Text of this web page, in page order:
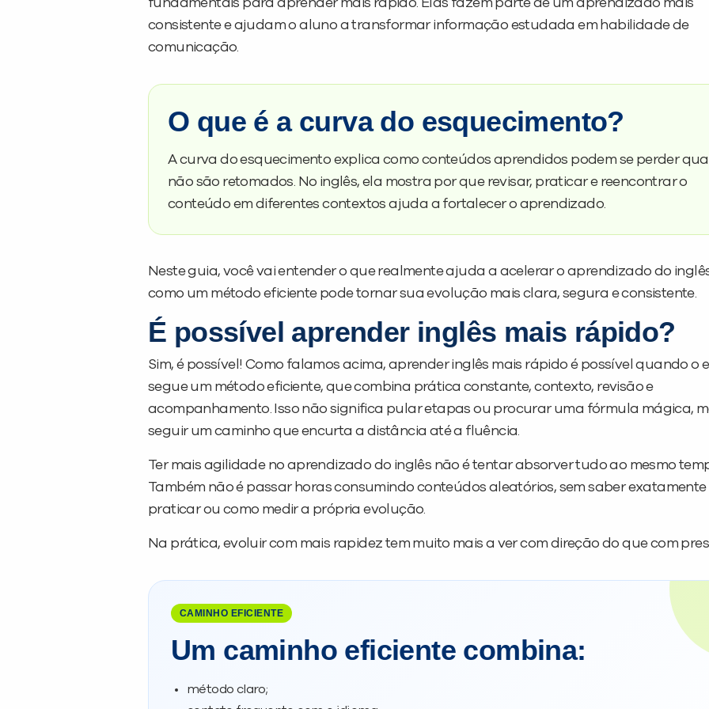
fundamentais para aprender mais rápido. Elas fazem parte de um aprendizado mais
consistente e ajudam o aluno a transformar informação estudada em habilidade de
comunicação.
O que é a curva do esquecimento?
A curva do esquecimento explica como conteúdos aprendidos podem se perder
não são retomados. No inglês, ela mostra por que revisar, praticar e reencontrar o
conteúdo em diferentes contextos ajuda a fortalecer o aprendizado.
Neste guia, você vai entender o que realmente ajuda a acelerar o aprendizado do
como um método eficiente pode tornar sua evolução mais clara, segura e consistente.
É possível aprender inglês mais rápido?
Sim, é possível! Como falamos acima, aprender inglês mais rápido é possível quando o
segue um método eficiente, que combina prática constante, contexto, revisão e
acompanhamento. Isso não significa pular etapas ou procurar uma fórmula mágica,
seguir um caminho que encurta a distância até a fluência.
Ter mais agilidade no aprendizado do inglês não é tentar absorver tudo ao mesmo
Também não é passar horas consumindo conteúdos aleatórios, sem saber exatamente
praticar ou como medir a própria evolução.
Na prática, evoluir com mais rapidez tem muito mais a ver com direção do que com
CAMINHO EFICIENTE
Um caminho eficiente combina:
método claro;